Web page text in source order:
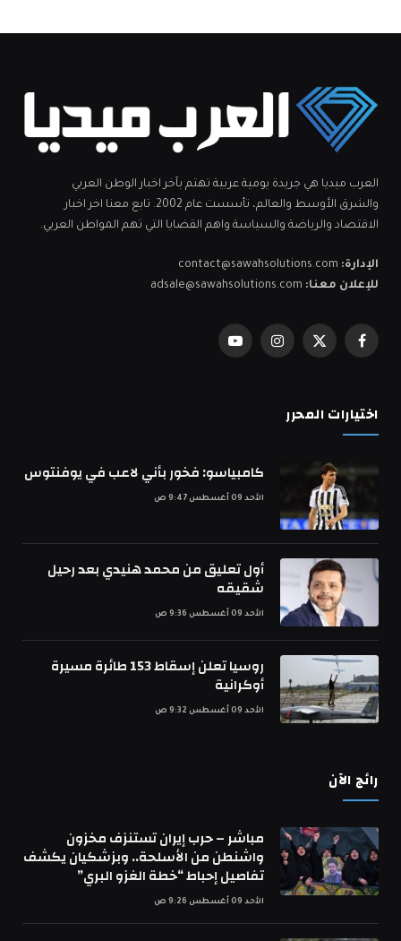
العرب ميديا هي جريدة يومية عربية تهتم بآخر اخبار الوطن العربي
والشرق الأوسط والعالم، تأسست عام 2002. تابع معنا اخر اخبار
الاقتصاد والرياضة والسياسة واهم القضايا التي تهم المواطن العربي.
الإدارة: contact@sawahsolutions.com
للإعلان معنا: adsale@sawahsolutions.com
فيسبوكX
الانستغراميوتيوب
اختيارات المحرر
كامبياسو: فخور بأني لاعب في يوفنتوس
الأحد 09 أغسطس 9:47 ص
أول تعليق من محمد هنيدي بعد رحيل
شقيقه
الأحد 09 أغسطس 9:36 ص
روسيا تعلن إسقاط 153 طائرة مسيرة
أوكرانية
الأحد 09 أغسطس 9:32 ص
رائج الآن
مباشر – حرب إيران تستنزف مخزون
واشنطن من الأسلحة.. وبزشكيان يكشف
تفاصيل إحباط “خطة الغزو البري”
الأحد 09 أغسطس 9:26 ص